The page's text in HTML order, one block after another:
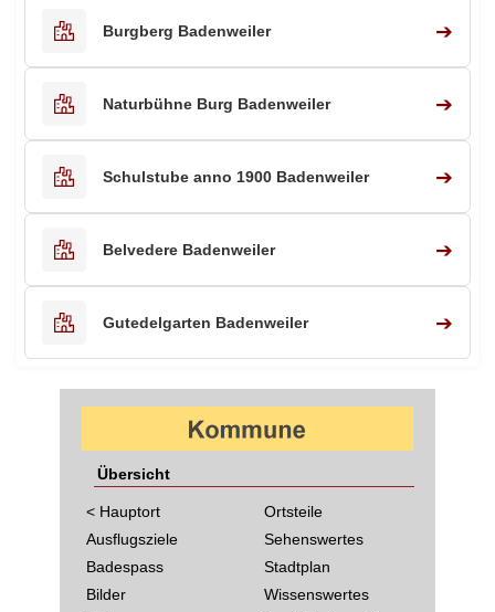
Burgberg Badenweiler ➔
Naturbühne Burg Badenweiler ➔
Schulstube anno 1900 Badenweiler ➔
Belvedere Badenweiler ➔
Gutedelgarten Badenweiler ➔
Übersicht
< Hauptort
Ausflugsziele
Badespass
Bilder
Ortsteile
Sehenswertes
Stadtplan
Wissenswertes